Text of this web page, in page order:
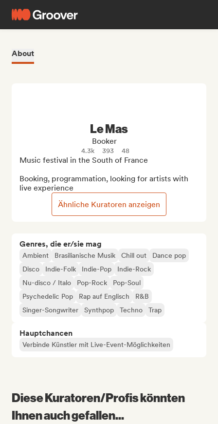
About
Genres, die er/sie mag
Ambient Brasilianische Musik Chill out
Dance pop
Disco
Indie-Folk Indie-Pop
Indie-Rock
Nu-disco / Italo
Pop-Rock
Pop-Soul
Psychedelic Pop
Rap auf Englisch
R&B
Singer-Songwriter
Synthpop Techno Trap
Hauptchancen
Verbinde Künstler mit Live-Event-Möglichkeiten
Le Mas
Booker
4.3k 393 48
Music festival in the South of France
Booking, programmation, looking for artists with
live experience
Ähnliche Kuratoren anzeigen
Diese Kuratoren/Profis könnten
Ihnen auch gefallen...